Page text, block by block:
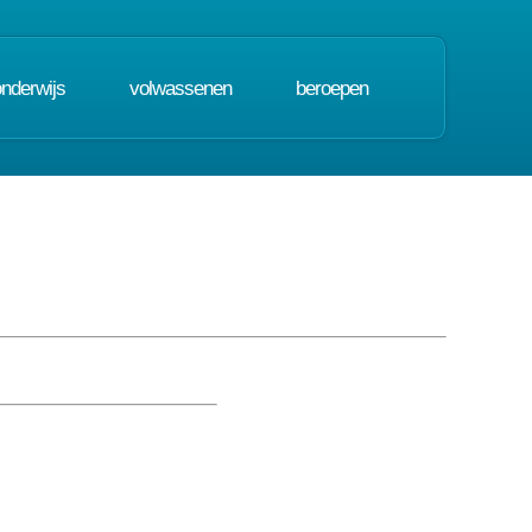
volwassenen beroepen